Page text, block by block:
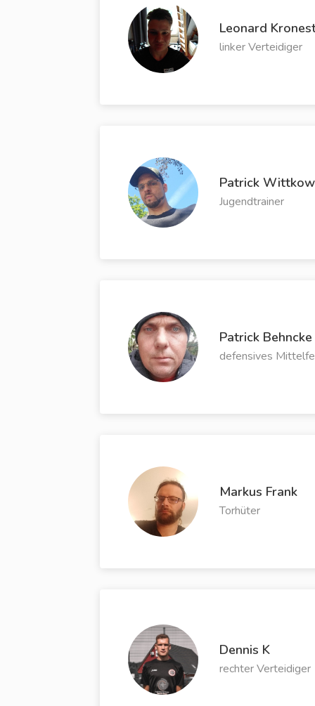
Leonard
linker Verteidiger
Patrick
Jugendtrainer
Patrick Behncke
defensives
Markus Frank
Torhüter
Dennis K
rechter Verteidiger